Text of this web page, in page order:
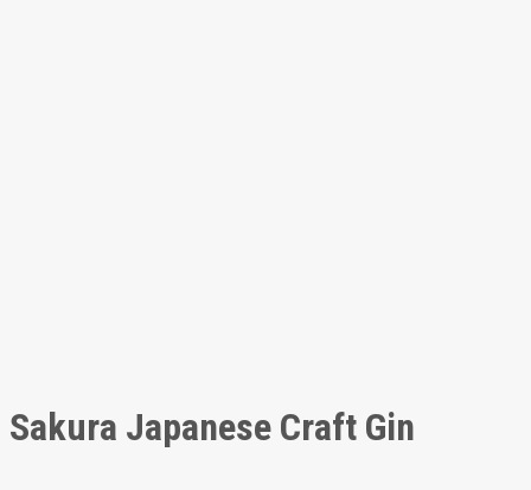
Sakura Japanese Craft Gin